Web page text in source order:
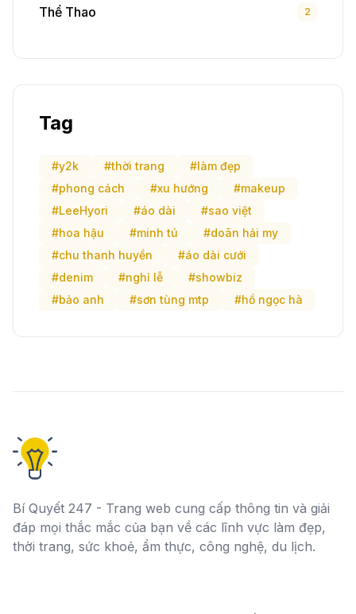
Thể Thao 2
Tag
#y2k #thời trang
#làm đẹp
#phong cách
#xu hướng
#makeup
#LeeHyori
#áo dài
#sao việt
#hoa hậu
#minh tú
#doãn hải my
#chu thanh huyền
#áo dài cưới
#denim
#nghỉ lễ
#showbiz
#bảo anh
#sơn tùng mtp #hồ ngọc hà
Bí Quyết 247 - Trang web cung cấp thông tin và giải
đáp mọi thắc mắc của bạn về các lĩnh vực làm đẹp,
thời trang, sức khoẻ, ẩm thực, công nghệ, du lịch.